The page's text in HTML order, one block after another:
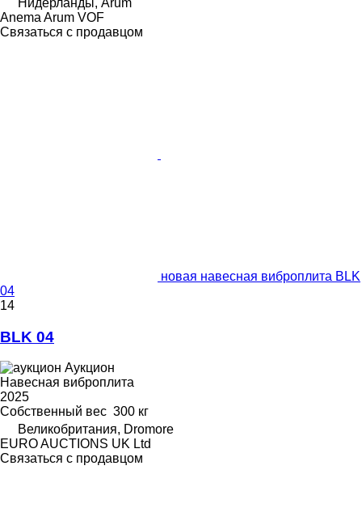
Нидерланды, Arum
Anema Arum VOF
Связаться с продавцом
новая навесная виброплита BLK
04
14
BLK 04
Аукцион
Навесная виброплита
2025
Собственный вес 300 кг
Великобритания, Dromore
EURO AUCTIONS UK Ltd
Связаться с продавцом